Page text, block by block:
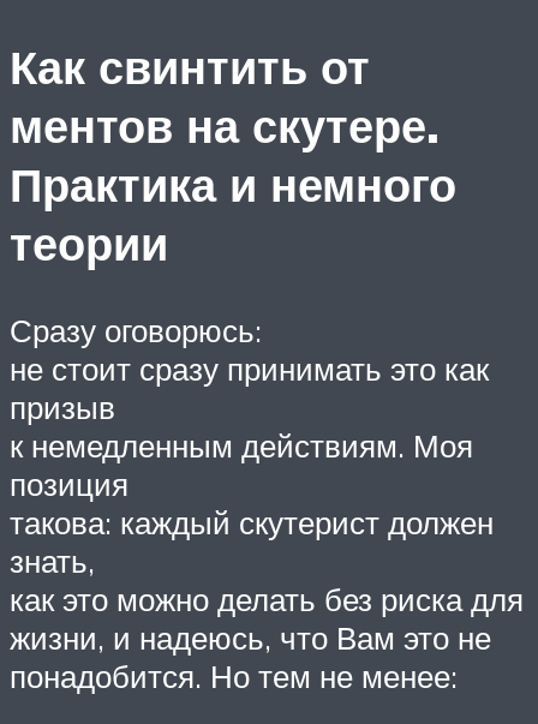
Как свинтить от
ментов на скутере.
Практика и немного
теории
Сразу оговорюсь:
не стоит сразу принимать это как
призыв
к немедленным действиям. Моя
позиция
такова: каждый скутерист должен
знать,
как это можно делать без риска для
жизни, и надеюсь, что Вам это не
понадобится. Но тем не менее: